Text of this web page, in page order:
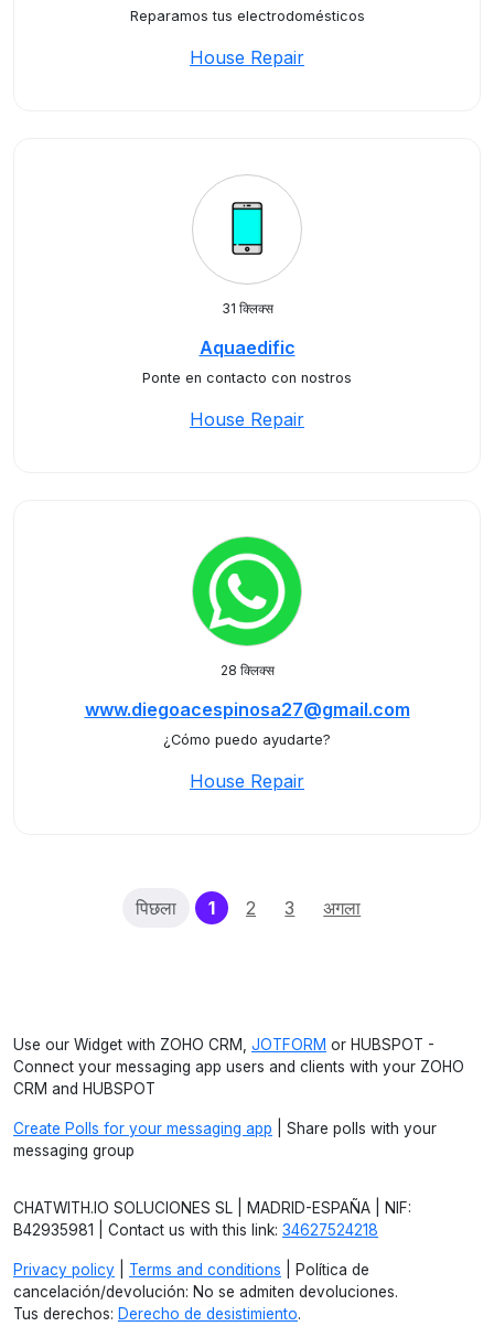
Reparamos tus electrodomésticos
House Repair
31 क्लिक्स
Aquaedific
Ponte en contacto con nostros
House Repair
28 क्लिक्स
www.diegoacespinosa27@gmail.com
¿Cómo puedo ayudarte?
House Repair
पिछला 1(current)
2 3 अगला
Use our Widget with ZOHO CRM, JOTFORM or HUBSPOT -
Connect your messaging app users and clients with your ZOHO
CRM and HUBSPOT
Create Polls for your messaging app | Share polls with your
messaging group
CHATWITH.IO SOLUCIONES SL | MADRID-ESPAÑA | NIF:
B42935981 | Contact us with this link: 34627524218
Privacy policy Terms and conditions | Política de
cancelación/devolución: No se admiten devoluciones.
Tus derechos: Derecho de desistimiento.